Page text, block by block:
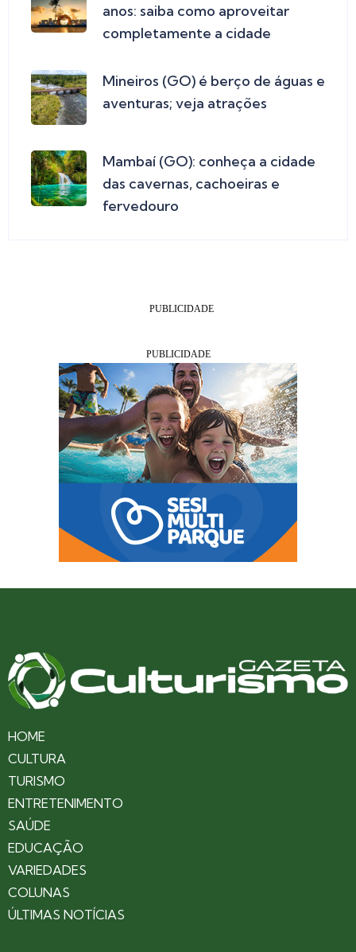
anos: saiba como aproveitar
completamente a cidade
Mineiros (GO) é berço de águas e
aventuras; veja atrações
Mambaí (GO): conheça a cidade
das cavernas, cachoeiras e
fervedouro
HOME
CULTURA
TURISMO
ENTRETENIMENTO
SAÚDE
EDUCAÇÃO
VARIEDADES
COLUNAS
ÚLTIMAS NOTÍCIAS